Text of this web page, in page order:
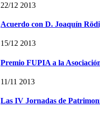
22/12 2013
Acuerdo con D. Joaquín
15/12 2013
Premio FUPIA a la
11/11 2013
Las IV Jornadas de